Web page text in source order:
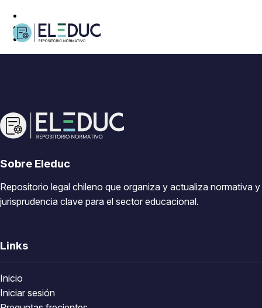
Sobre Eleduc
Repositorio legal chileno que organiza y actualiza normativa y
jurisprudencia clave para el sector educacional.
Links
Inicio
Iniciar sesión